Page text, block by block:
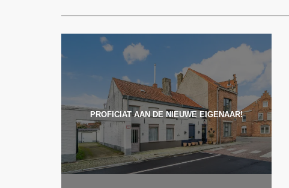
PROFICIAT AAN DE NIEUWE EIGENAAR!